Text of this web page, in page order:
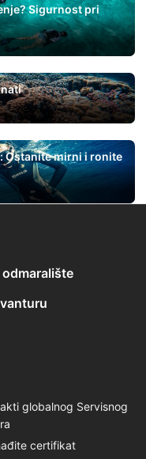
Sigurnost pri
Ostanite mirni i ronite
globalnog Servisnog
certifikat